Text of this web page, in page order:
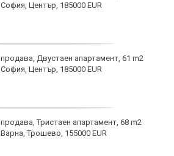
София, Център, 185000 EUR
продава, Двустаен апартамент, 61 m2
София, Център, 185000 EUR
продава, Тристаен апартамент, 68 m2
Варна, Трошево, 155000 EUR